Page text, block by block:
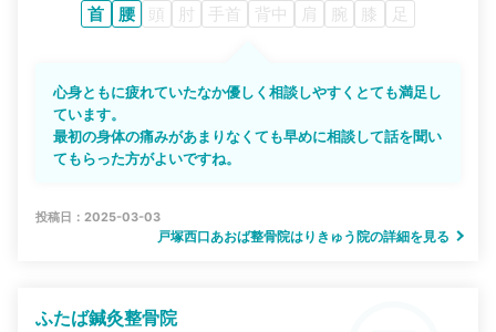
首 腰 頭 肘 手首 背中 肩 腕 膝 足
心身ともに疲れていたなか優しく相談しやすくとても満足し
ています。
最初の身体の痛みがあまりなくても早めに相談して話を聞い
てもらった方がよいですね。
投稿日：2025-03-03
戸塚西口あおば整骨院はりきゅう院の詳細を見る
ふたば鍼灸整骨院